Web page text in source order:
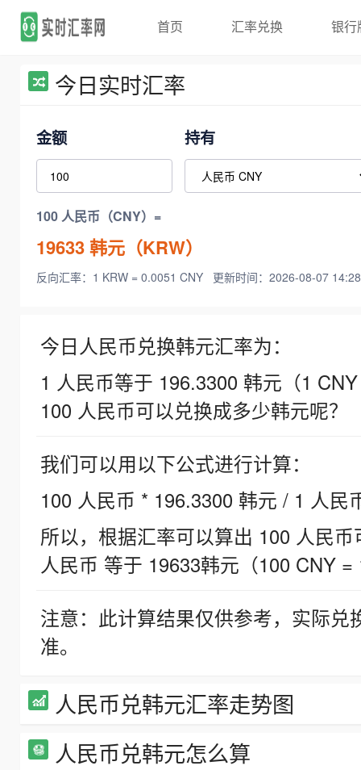
首页 汇率兑换 银行
今日实时汇率
金额 持有
100 人民币（CNY）=
19633韩元（KRW）
反向汇率：1 KRW = 0.0051 CNY 更新时间：2026-08-07
今日人民币兑换韩元汇率为：
1 人民币等于 196.3300 韩元（1
100 人民币可以兑换成多少韩元呢？
我们可以用以下公式进行计算：
100 人民币 * 196.3300 韩元 / 1 人民
所以，根据汇率可以算出 100 人民
人民币 等于 19633韩元（100 CNY =
注意：此计算结果仅供参考，实际
准。
人民币兑韩元汇率走势图
人民币兑韩元怎么算